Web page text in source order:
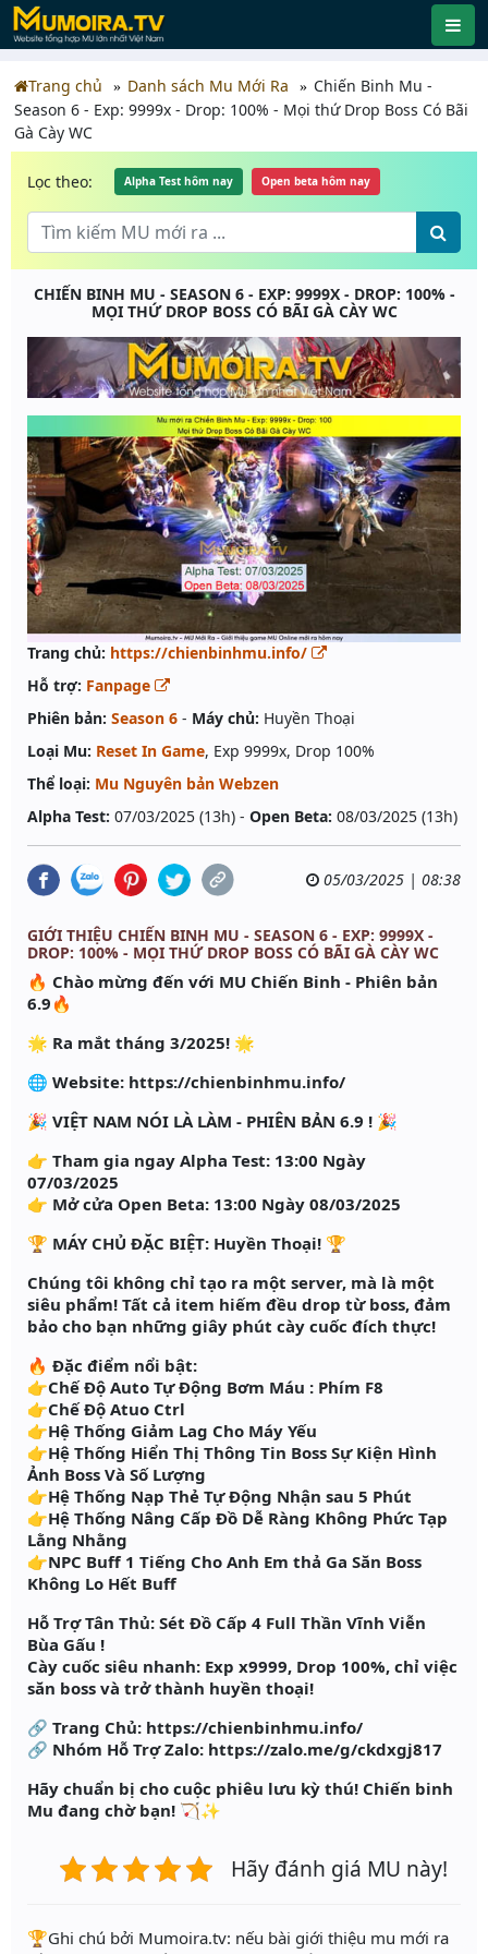
Trang chủ Danh sách Mu Mới Ra
Chiến Binh Mu -
Season 6 - Exp: 9999x - Drop: 100% - Mọi thứ Drop Boss Có Bãi
Gà Cày WC
Lọc theo: Alpha Test hôm nay Open beta hôm nay
CHIẾN BINH MU - SEASON 6 - EXP: 9999X - DROP: 100% -
MỌI THỨ DROP BOSS CÓ BÃI GÀ CÀY WC
Trang chủ: https://chienbinhmu.info/
Hỗ trợ: Fanpage
Phiên bản: Season 6 - Máy chủ: Huyền Thoại
Loại Mu: Reset In Game, Exp 9999x, Drop 100%
Thể loại: Mu Nguyên bản Webzen
Alpha Test: 07/03/2025 (13h) - Open Beta: 08/03/2025 (13h)
05/03/2025 | 08:38
GIỚI THIỆU CHIẾN BINH MU - SEASON 6 - EXP: 9999X -
DROP: 100% - MỌI THỨ DROP BOSS CÓ BÃI GÀ CÀY WC
🔥 Chào mừng đến với MU Chiến Binh - Phiên bản
6.9🔥
🌟 Ra mắt tháng 3/2025! 🌟
🌐 Website: https://chienbinhmu.info/
🎉 VIỆT NAM NÓI LÀ LÀM - PHIÊN BẢN 6.9 ! 🎉
👉 Tham gia ngay Alpha Test: 13:00 Ngày
07/03/2025
👉 Mở cửa Open Beta: 13:00 Ngày 08/03/2025
🏆 MÁY CHỦ ĐẶC BIỆT: Huyền Thoại! 🏆
Chúng tôi không chỉ tạo ra một server, mà là một
siêu phẩm! Tất cả item hiếm đều drop từ boss, đảm
bảo cho bạn những giây phút cày cuốc đích thực!
🔥 Đặc điểm nổi bật:
👉Chế Độ Auto Tự Động Bơm Máu : Phím F8
👉Chế Độ Atuo Ctrl
👉Hệ Thống Giảm Lag Cho Máy Yếu
👉Hệ Thống Hiển Thị Thông Tin Boss Sự Kiện Hình
Ảnh Boss Và Số Lượng
👉Hệ Thống Nạp Thẻ Tự Động Nhận sau 5 Phút
👉Hệ Thống Nâng Cấp Đồ Dễ Ràng Không Phức Tạp
Lằng Nhằng
👉NPC Buff 1 Tiếng Cho Anh Em thả Ga Săn Boss
Không Lo Hết Buff
Hỗ Trợ Tân Thủ: Sét Đồ Cấp 4 Full Thần Vĩnh Viễn
Bùa Gấu !
Cày cuốc siêu nhanh: Exp x9999, Drop 100%, chỉ việc
săn boss và trở thành huyền thoại!
🔗 Trang Chủ: https://chienbinhmu.info/
🔗 Nhóm Hỗ Trợ Zalo: https://zalo.me/g/ckdxgj817
Hãy chuẩn bị cho cuộc phiêu lưu kỳ thú! Chiến binh
Mu đang chờ bạn! 🏹✨
Hãy đánh giá MU này!
️🏆Ghi chú bởi Mumoira.tv: nếu bài giới thiệu mu mới ra